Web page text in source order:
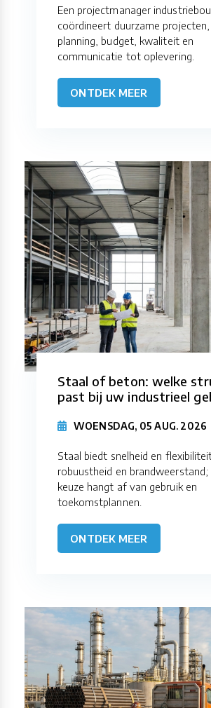
Een projectmanager
coördineert duurzame
planning, budget, kwaliteit en
communicatie tot oplevering.
ONTDEK MEER
Staal of beton: welke
past bij uw industrieel
WOENSDAG, 05 AUG. 2026
Staal biedt snelheid en
robuustheid en brandweerstand;
keuze hangt af van gebruik en
toekomstplannen.
ONTDEK MEER